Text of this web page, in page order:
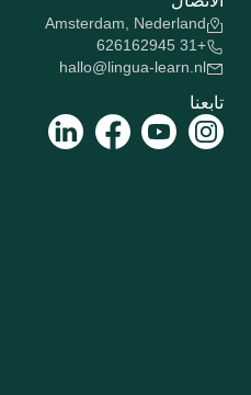
Amsterdam, Nederland
+31 626162945
hallo@lingua-learn.nl
تابعنا